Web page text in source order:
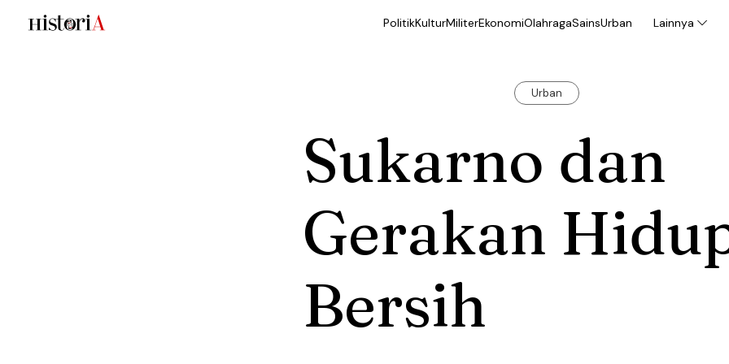
PolitikKulturMiliterEkonomiOlahragaSainsUrban Lainnya
Urban
Sukarno dan
Gerakan
Bersih